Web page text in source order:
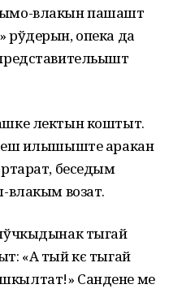
влакын пашашт
опека да
лектын коштыт.
илышыште аракан
беседым
влакым возат.
тыгай
«А тый кє тыгай
Сандене ме